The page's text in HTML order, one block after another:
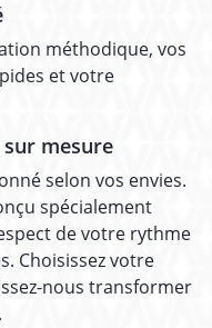
méthodique, vos
et votre
sur mesure
selon vos envies.
spécialement
de votre rythme
Choisissez votre
nous transformer